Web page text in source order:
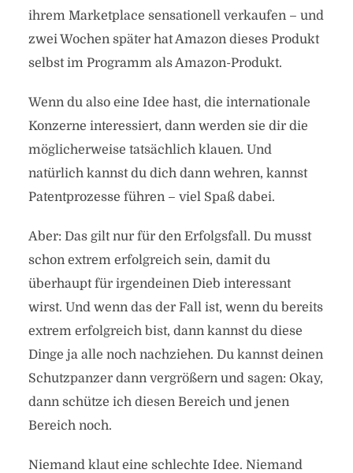
ihrem Marketplace sensationell verkaufen – und
zwei Wochen später hat Amazon dieses Produkt
selbst im Programm als Amazon-Produkt.
Wenn du also eine Idee hast, die internationale
Konzerne interessiert, dann werden sie dir die
möglicherweise tatsächlich klauen. Und
natürlich kannst du dich dann wehren, kannst
Patentprozesse führen – viel Spaß dabei.
Aber: Das gilt nur für den Erfolgsfall. Du musst
schon extrem erfolgreich sein, damit du
überhaupt für irgendeinen Dieb interessant
wirst. Und wenn das der Fall ist, wenn du bereits
extrem erfolgreich bist, dann kannst du diese
Dinge ja alle noch nachziehen. Du kannst deinen
Schutzpanzer dann vergrößern und sagen: Okay,
dann schütze ich diesen Bereich und jenen
Bereich noch.
Niemand klaut eine schlechte Idee. Niemand